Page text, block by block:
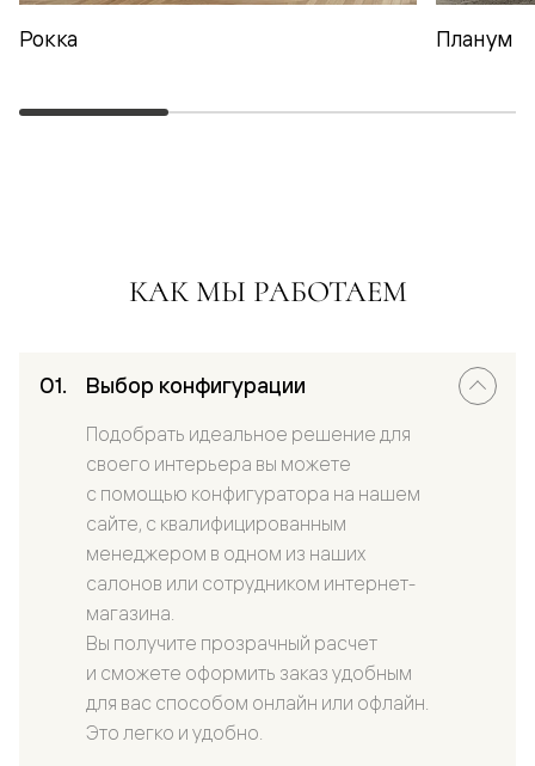
Рокка Планум
КАК МЫ РАБОТАЕМ
Выбор конфигурации
Подобрать идеальное решение для
своего интерьера вы можете
с помощью конфигуратора на нашем
сайте, с квалифицированным
менеджером в одном из наших
салонов или сотрудником интернет-
магазина.
Вы получите прозрачный расчет
и сможете оформить заказ удобным
для вас способом онлайн или офлайн.
Это легко и удобно.